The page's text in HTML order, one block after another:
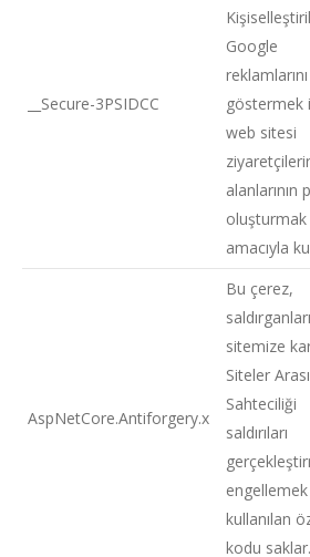
__Secure-3PSIDCC
Google
reklamlarını
göstermek
web sitesi
alanlarının
oluşturmak
amacıyla
AspNetCore.Antiforgery.x
Bu çerez,
sitemize
Siteler
Sahteciliği
saldırıları
kullanılan
kodu saklar.